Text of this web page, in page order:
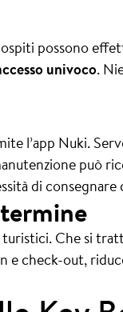
possono
univoco.
l’app Nuki.
può
di consegnare
Che si
e check-out,